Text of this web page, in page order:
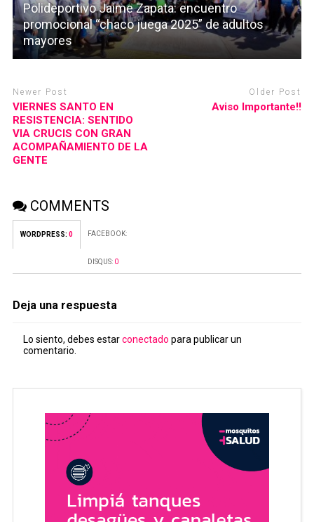
Polideportivo Jaime Zapata: encuentro
promocional “chaco juega 2025” de adultos
mayores
Newer Post
VIERNES SANTO EN
RESISTENCIA: SENTIDO
VIA CRUCIS CON GRAN
ACOMPAÑAMIENTO DE LA
GENTE
Older Post
Aviso Importante!!
COMMENTS
WORDPRESS: 0 FACEBOOK:
DISQUS: 0
Deja una respuesta
Lo siento, debes estarconectado para publicar un
comentario.